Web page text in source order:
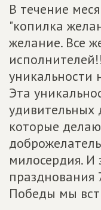
В течение
"копилка
желание. Все
уникальности
Эта
удивительных
которые
милосердия. И
празднования
Победы мы